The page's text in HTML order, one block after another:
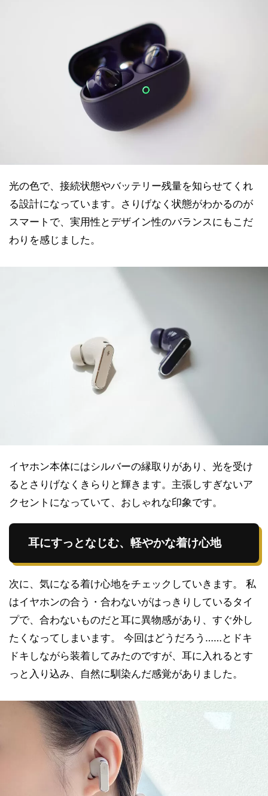
光の色で、接続状態やバッテリー残量を知らせてくれ
る設計になっています。さりげなく状態がわかるのが
スマートで、実用性とデザイン性のバランスにもこだ
わりを感じました。
イヤホン本体にはシルバーの縁取りがあり、光を受け
るとさりげなくきらりと輝きます。主張しすぎないア
クセントになっていて、おしゃれな印象です。
耳にすっとなじむ、軽やかな着け心地
次に、気になる着け心地をチェックしていきます。 私
はイヤホンの合う・合わないがはっきりしているタイ
プで、合わないものだと耳に異物感があり、すぐ外し
たくなってしまいます。 今回はどうだろう……とドキ
ドキしながら装着してみたのですが、耳に入れるとす
っと入り込み、自然に馴染んだ感覚がありました。